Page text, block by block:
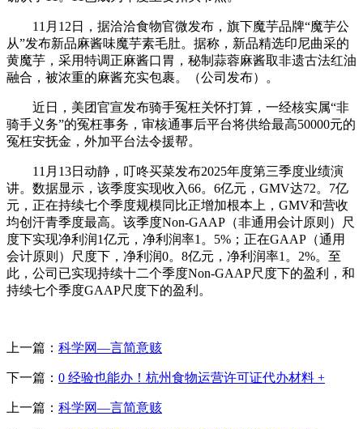
11月12日，据洽洽食物官微发布，旗下魔芋品牌“魔芋公
从”发布新品麻酱味魔芋素毛肚。据称，新品精选印尼曲采的
黄魔芋，采用特调正麻酱口胃，秘制蒜蓉麻酱取非遗古法红油
融合，被浓重的麻酱充实包裹。（公司发布）。
近日，美团官宣发布骑手冤枉关怀打算，一经核实属“非
骑手义务”的冤枉事务，审核通事后平台将供给最高50000元的
冤枉安抚金，外加平台法令援帮。
11月13日动静，叮咚买菜发布2025年度第三季度业绩演
讲。数据显示，该季度实现收入66。6亿元，GMV达72。7亿
元，正在持续七个季度规模同比正增加根本上，GMV和营收
均创汗青季度最高。该季度Non-GAAP（非通用会计原则）尺
度下实现净利润1亿元，净利润率1。5%；正在GAAP（通用
会计原则）尺度下，净利润0。8亿元，净利润率1。2%。至
此，公司已实现持续十二个季度Non-GAAP尺度下的盈利，和
持续七个季度GAAP尺度下的盈利。
上一篇： 科学网—言简意赅
下一篇： 0 经验也能办！杭州食物运营许可证代办材料 +
上一篇： 科学网—言简意赅